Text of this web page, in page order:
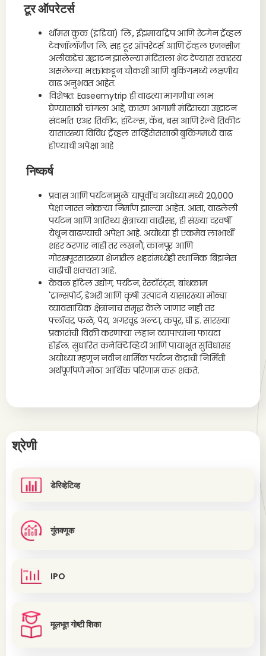
टूर ऑपरेटर्स
थॉमस कुक (इंडिया) लि., ईझमायट्रिप आणि रेटगेन ट्रॅव्हल
टेक्नॉलॉजीज लि. सह टूर ऑपरेटर्स आणि ट्रॅव्हल एजन्सीज
अलीकडेच उद्घाटन झालेल्या मंदिराला भेट देण्यास स्वारस्य
असलेल्या भक्तांकडून चौकशी आणि बुकिंगमध्ये लक्षणीय
वाढ अनुभवत आहेत.
विशेषत: Easeemytrip ही वाढत्या मागणीचा लाभ
घेण्यासाठी चांगला आहे, कारण आगामी मंदिराच्या उद्घाटन
संदर्भात एअर तिकीट, हॉटेल्स, कॅब, बस आणि रेल्वे तिकीट
यासारख्या विविध ट्रॅव्हल सर्व्हिसेससाठी बुकिंगमध्ये वाढ
होण्याची अपेक्षा आहे
निष्कर्ष
प्रवास आणि पर्यटनामुळे यापूर्वीच अयोध्या मध्ये 20,000
पेक्षा जास्त नोकऱ्या निर्माण झाल्या आहेत. आता, वाढलेली
पर्यटन आणि आतिथ्य क्षेत्राच्या वाढीसह, ही संख्या दरवर्षी
येथून वाढण्याची अपेक्षा आहे. अयोध्या ही एकमेव लाभार्थी
शहर ठरणार नाही तर लखनौ, कानपूर आणि
गोरखपूरसारख्या शेजारील शहरांमध्येही स्थानिक बिझनेस
वाढीची शक्यता आहे.
केवळ हॉटेल उद्योग, पर्यटन, रेस्टॉरंट्स, बांधकाम
'ट्रान्सपोर्ट, डेअरी आणि कृषी उत्पादने यासारख्या मोठ्या
व्यावसायिक क्षेत्रांनाच समृद्ध केले जाणार नाही तर
फ्लॉवर, फळे, पेय, अगरवूड अल्टा, कपूर, घी इ. सारख्या
प्रकारांची विक्री करणाऱ्या लहान व्यापाऱ्यांना फायदा
होईल. सुधारित कनेक्टिव्हिटी आणि पायाभूत सुविधांसह
अयोध्या म्हणून नवीन धार्मिक पर्यटन केंद्राची निर्मिती
अर्थपूर्णपणे मोठा आर्थिक परिणाम करू शकते.
श्रेणी
डेरिव्हेटिव्ह
गुंतवणूक
IPO
मूलभूत गोष्टी शिका